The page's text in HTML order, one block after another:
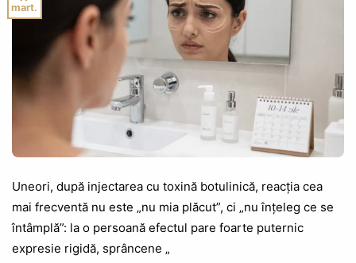
mart.
Uneori, după injectarea cu toxină botulinică, reacția cea
mai frecventă nu este „nu mia plăcut”, ci „nu înțeleg ce se
întâmplă”: la o persoană efectul pare foarte puternic
expresie rigidă, sprâncene „